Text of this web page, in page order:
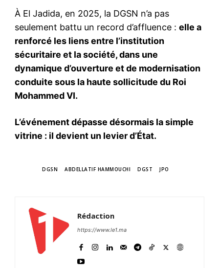
À El Jadida, en 2025, la DGSN n’a pas
seulement battu un record d’affluence : elle a
renforcé les liens entre l’institution
sécuritaire et la société, dans une
dynamique d’ouverture et de modernisation
conduite sous la haute sollicitude du Roi
Mohammed VI.
L’événement dépasse désormais la simple
vitrine : il devient un levier d’État.
DGSN ABDELLATIF HAMMOUCHI DGST JPO
Rédaction
https://www.le1.ma